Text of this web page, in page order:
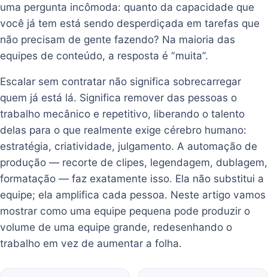
uma pergunta incômoda: quanto da capacidade que
você já tem está sendo desperdiçada em tarefas que
não precisam de gente fazendo? Na maioria das
equipes de conteúdo, a resposta é “muita”.
Escalar sem contratar não significa sobrecarregar
quem já está lá. Significa remover das pessoas o
trabalho mecânico e repetitivo, liberando o talento
delas para o que realmente exige cérebro humano:
estratégia, criatividade, julgamento. A automação de
produção — recorte de clipes, legendagem, dublagem,
formatação — faz exatamente isso. Ela não substitui a
equipe; ela amplifica cada pessoa. Neste artigo vamos
mostrar como uma equipe pequena pode produzir o
volume de uma equipe grande, redesenhando o
trabalho em vez de aumentar a folha.